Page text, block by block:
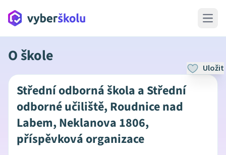
Open
O škole
Uložit
Střední odborná škola a Střední
odborné učiliště, Roudnice nad
Labem, Neklanova 1806,
příspěvková organizace